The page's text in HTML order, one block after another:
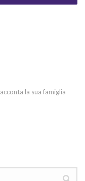
la sua famiglia